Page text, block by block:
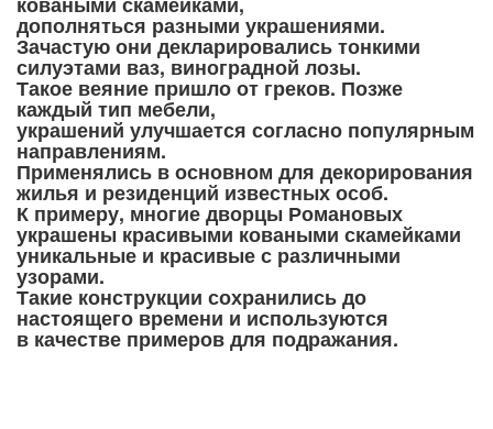
дополняться разными украшениями.
Зачастую они декларировались тонкими
силуэтами ваз, виноградной лозы.
Такое веяние пришло от греков. Позже
каждый тип мебели,
украшений улучшается согласно популярным
направлениям.
Применялись в основном для декорирования
жилья и резиденций известных особ.
К примеру, многие дворцы Романовых
украшены красивыми коваными скамейками
уникальные и красивые с различными
узорами.
Такие конструкции сохранились до
настоящего времени и используются
в качестве примеров для подражания.